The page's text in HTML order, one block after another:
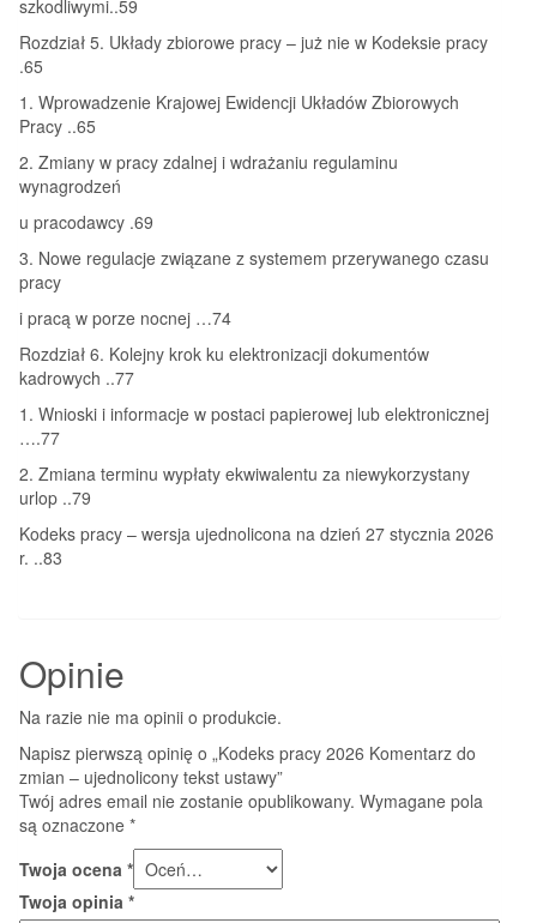
szkodliwymi..59
Rozdział 5. Układy zbiorowe pracy – już nie w Kodeksie pracy
.65
1. Wprowadzenie Krajowej Ewidencji Układów Zbiorowych
Pracy ..65
2. Zmiany w pracy zdalnej i wdrażaniu regulaminu
wynagrodzeń
u pracodawcy .69
3. Nowe regulacje związane z systemem przerywanego czasu
pracy
i pracą w porze nocnej …74
Rozdział 6. Kolejny krok ku elektronizacji dokumentów
kadrowych ..77
1. Wnioski i informacje w postaci papierowej lub elektronicznej
….77
2. Zmiana terminu wypłaty ekwiwalentu za niewykorzystany
urlop ..79
Kodeks pracy – wersja ujednolicona na dzień 27 stycznia 2026
r. ..83
Opinie
Na razie nie ma opinii o produkcie.
Napisz pierwszą opinię o „Kodeks pracy 2026 Komentarz do
zmian – ujednolicony tekst ustawy”
Twój adres email nie zostanie opublikowany. Wymagane pola
są oznaczone *
Twoja ocena *
Twoja opinia *